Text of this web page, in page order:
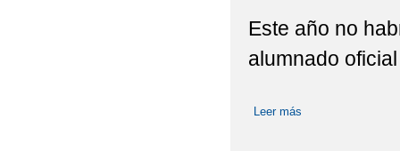
Este año no
alumnado
Leer más